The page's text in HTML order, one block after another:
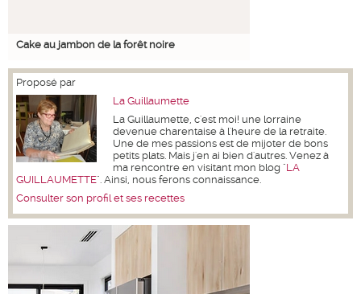
Cake au jambon de la forêt noire
Proposé par
La Guillaumette
La Guillaumette, c'est moi! une lorraine
devenue charentaise à l'heure de la retraite.
Une de mes passions est de mijoter de bons
petits plats. Mais j'en ai bien d'autres. Venez à
ma rencontre en visitant mon blog "LA
GUILLAUMETTE". Ainsi, nous ferons connaissance.
Consulter son profil et ses recettes